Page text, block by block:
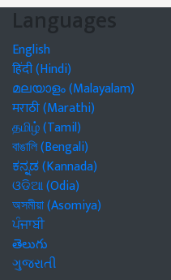
Languages
English
हिंदी (Hindi)
മലയാളം (Malayalam)
मराठी (Marathi)
தமிழ் (Tamil)
বাঙালি (Bengali)
ಕನ್ನಡ (Kannada)
ଓଡିଆ (Odia)
অসমীয়া (Asomiya)
ਪੰਜਾਬੀ
తెలుగు
ગુજરાતી